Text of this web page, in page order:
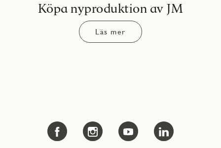
Köpa nyproduktion av JM
Läs mer